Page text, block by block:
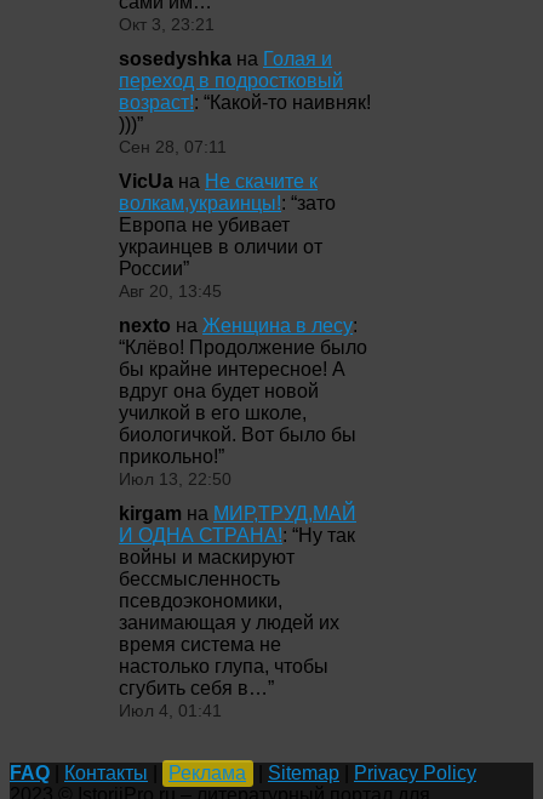
Окт 3, 23:21
sosedyshka на Голая и
переход в подростковый
возраст!: “Какой-то наивняк!
)))”
Сен 28, 07:11
VicUa на Не скачите к
волкам,украинцы!: “зато
Европа не убивает
украинцев в оличии от
России”
Авг 20, 13:45
nexto на Женщина в лесу:
“Клёво! Продолжение было
бы крайне интересное! А
вдруг она будет новой
училкой в его школе,
биологичкой. Вот было бы
прикольно!”
Июл 13, 22:50
kirgam на МИР,ТРУД,МАЙ
И ОДНА СТРАНА!: “Ну так
войны и маскируют
бессмысленность
псевдоэкономики,
занимающая у людей их
время система не
настолько глупа, чтобы
сгубить себя в…”
Июл 4, 01:41
FAQ Контакты Реклама Sitemap
Privacy Policy